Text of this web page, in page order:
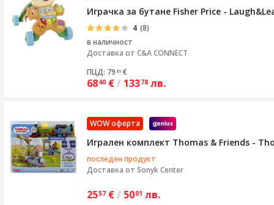
Играчка за бутане Fisher Price -
4 (8)
в наличност
Доставка от C&A CONNECT
ПЦД: 79 81 €
6840 €/ 13378 лв.
WOW оферта
Игрален комплект Thomas & Friends -
последен продукт
Доставка от Sonyk Center
2557 €/ 5001 лв.